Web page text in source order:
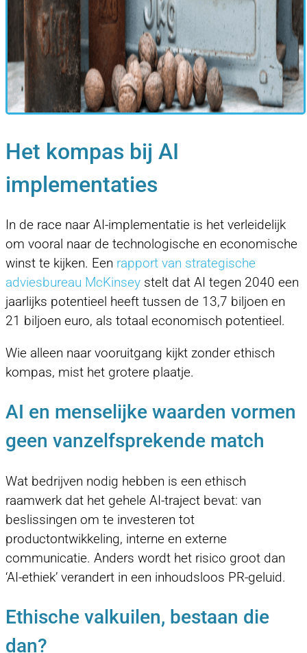
Het kompas bij AI
implementaties
In de race naar AI-implementatie is het verleidelijk
om vooral naar de technologische en economische
winst te kijken. Een rapport van strategische
adviesbureau McKinsey stelt dat AI tegen 2040 een
jaarlijks potentieel heeft tussen de 13,7 biljoen en
21 biljoen euro, als totaal economisch potentieel.
Wie alleen naar vooruitgang kijkt zonder ethisch
kompas, mist het grotere plaatje.
AI en menselijke waarden vormen
geen vanzelfsprekende match
Wat bedrijven nodig hebben is een ethisch
raamwerk dat het gehele AI-traject bevat: van
beslissingen om te investeren tot
productontwikkeling, interne en externe
communicatie. Anders wordt het risico groot dan
‘AI-ethiek’ verandert in een inhoudsloos PR-geluid.
Ethische valkuilen, bestaan die
dan?